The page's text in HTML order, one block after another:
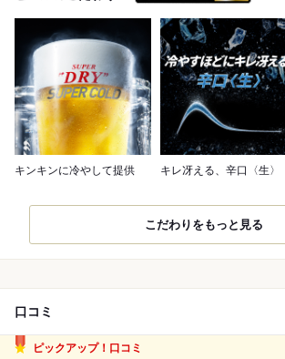
キンキンに冷やして提供 キレ冴える、辛口〈生〉
こだわりをもっと見る
口コミ
ピックアップ！口コミ